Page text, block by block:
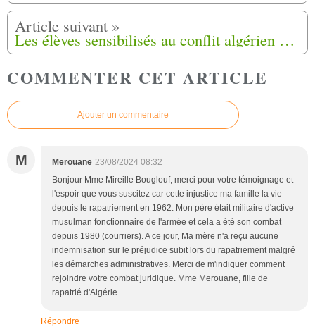
Les élèves sensibilisés au conflit algérien à Longué-Jumelles (49)
COMMENTER CET ARTICLE
Ajouter un commentaire
M Merouane 23/08/2024 08:32
Bonjour Mme Mireille Bouglouf, merci pour votre témoignage et
l'espoir que vous suscitez car cette injustice ma famille la vie
depuis le rapatriement en 1962. Mon père était militaire d'active
musulman fonctionnaire de l'armée et cela a été son combat
depuis 1980 (courriers). A ce jour, Ma mère n'a reçu aucune
indemnisation sur le préjudice subit lors du rapatriement malgré
les démarches administratives. Merci de m'indiquer comment
rejoindre votre combat juridique. Mme Merouane, fille de
rapatrié d'Algérie
Répondre